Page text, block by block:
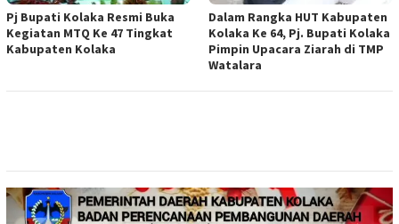
Pj Bupati Kolaka Resmi Buka
Kegiatan MTQ Ke 47 Tingkat
Kabupaten Kolaka
Dalam Rangka HUT Kabupaten
Kolaka Ke 64, Pj. Bupati Kolaka
Pimpin Upacara Ziarah di TMP
Watalara